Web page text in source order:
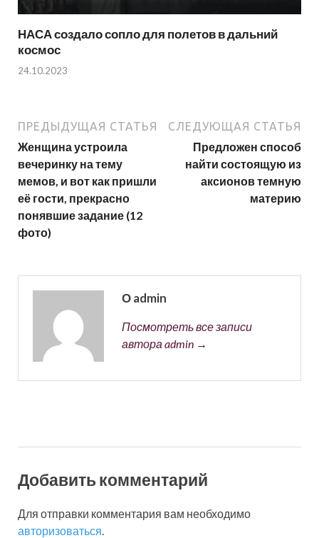
НАСА создало сопло для полетов в дальний
космос
24.10.2023
ПРЕДЫДУЩАЯ СТАТЬЯ
Женщина устроила
вечеринку на тему
мемов, и вот как пришли
её гости, прекрасно
понявшие задание (12
фото)
СЛЕДУЮЩАЯ СТАТЬЯ
Предложен способ
найти состоящую из
аксионов темную
материю
О admin
Посмотреть все записи
автора admin →
Добавить комментарий
Для отправки комментария вам необходимо
авторизоваться.